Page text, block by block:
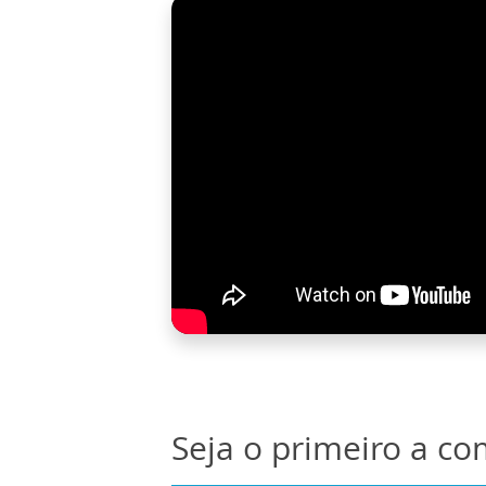
Seja o primeiro a